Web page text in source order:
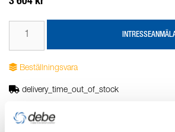
Beställningsvara
delivery_time_out_of_stock